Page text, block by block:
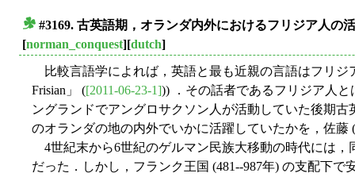
#3169. 古英語期，オランダ内外におけるフリジア人の
[norman_conquest][dutch]
比較言語学によれば，英語と最も近親の言語はフリジ
Frisian」 ([2011-06-23-1])) ．その話者であるフリジア人
ングランドでアングロサクソン人が活動していた後期
のオランダの地の内外でいかに活躍していたかを，佐藤
4世紀末から6世紀のゲルマン民族大移動の時代には，
だった．しかし，フランク王国 (481--987年) の支配下